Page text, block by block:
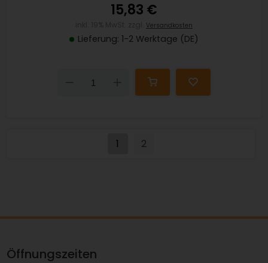
15,83 €
Versandkosten
Lieferung: 1-2 Werktage (DE)
Down
1 2
Öffnungszeiten